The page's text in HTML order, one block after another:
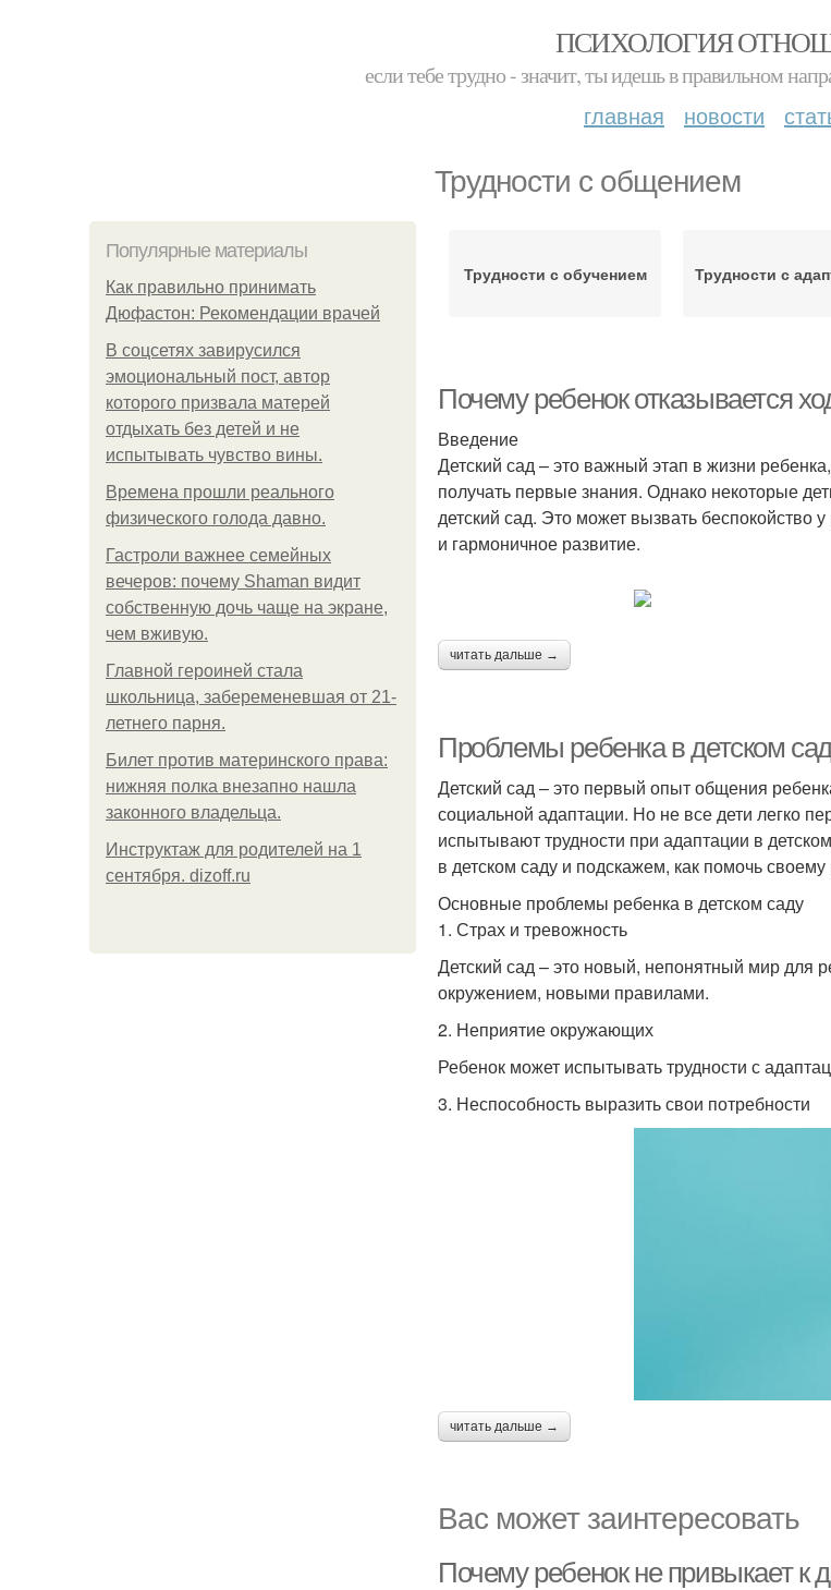
ПСИХОЛОГИЯ
если тебе трудно - значит, ты идешь в правильном
главная новости
Трудности с общением
Популярные материалы
Как правильно принимать
Дюфастон: Рекомендации врачей
В соцсетях завирусился
эмоциональный пост, автор
которого призвала матерей
отдыхать без детей и не
испытывать чувство вины.
Bpeмена прошли реального
физического голода давно.
Гастроли важнее семейных
вечеров: почему Shaman видит
собственную дочь чаще на экране,
чем вживую.
Главной героиней стала
школьница, забеременевшая от 21-
летнего парня.
Билет против материнского права:
нижняя полка внезапно нашла
законного владельца.
Инструктаж для родителей на 1
сентября. dizoff.ru
Трудности с обучением Трудности с
Почему ребенок отказывается
Введение
Детский сад – это важный этап в жизни
получать первые знания. Однако некоторые
детский сад. Это может вызвать беспокойство
и гармоничное развитие.
читать дальше →
Проблемы ребенка в детском
Детский сад – это первый опыт общения
социальной адаптации. Но не все дети легко
испытывают трудности при адаптации в
в детском саду и подскажем, как помочь
Основные проблемы ребенка в детском саду
1. Страх и тревожность
Детский сад – это новый, непонятный мир
окружением, новыми правилами.
2. Неприятие окружающих
Ребенок может испытывать трудности с
3. Неспособность выразить свои потребности
читать дальше →
Вас может заинтересовать
Почему ребенок не привыкает к